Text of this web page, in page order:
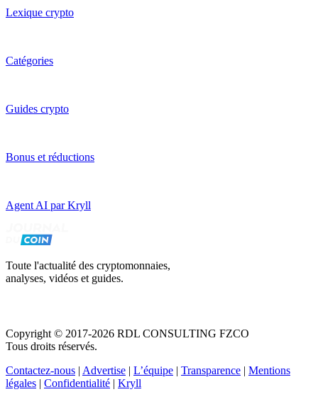
Lexique crypto
Catégories
Guides crypto
Bonus et réductions
Agent AI par Kryll
Toute l'actualité des cryptomonnaies,
analyses, vidéos et guides.
Copyright © 2017-2026 RDL CONSULTING FZCO
Tous droits réservés.
Contactez-nous | Advertise | L’équipe | Transparence | Mentions
légales | Confidentialité | Kryll